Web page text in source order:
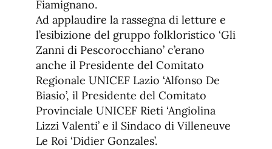
Fiamignano.
Ad applaudire la rassegna di letture e
l’esibizione del gruppo folkloristico ‘Gli
Zanni di Pescorocchiano’ c’erano
anche il Presidente del Comitato
Regionale UNICEF Lazio ‘Alfonso De
Biasio’, il Presidente del Comitato
Provinciale UNICEF Rieti ‘Angiolina
Lizzi Valenti’ e il Sindaco di Villeneuve
Le Roi ‘Didier Gonzales’.